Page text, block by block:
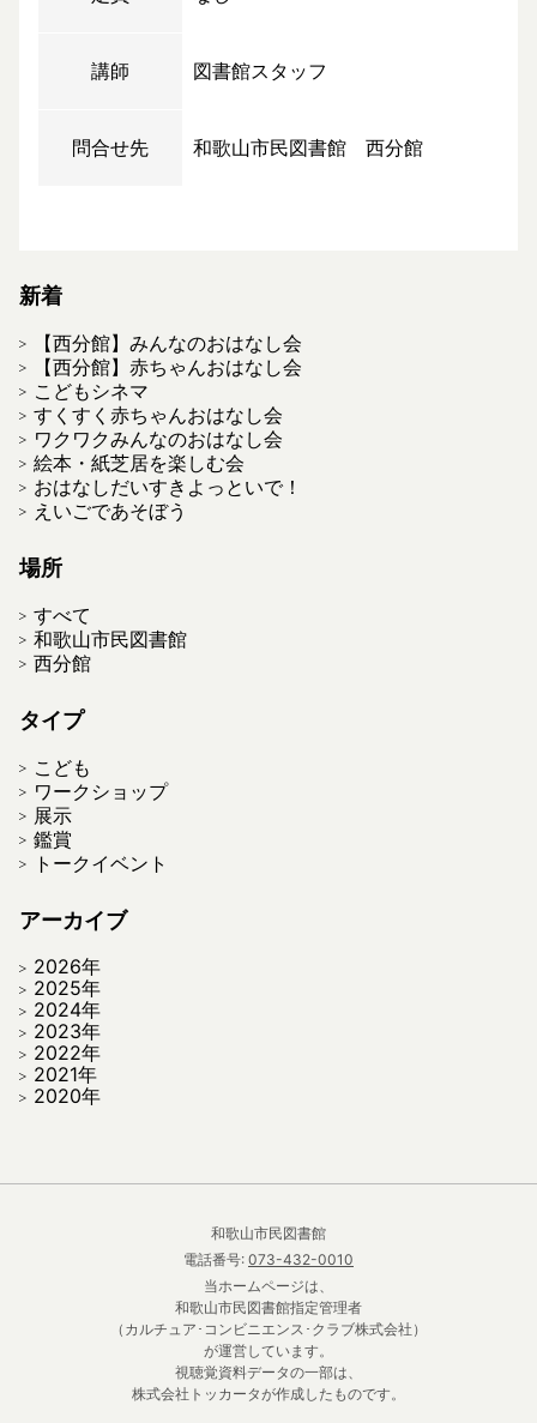
講師 図書館スタッフ
問合せ先 和歌山市民図書館 西分館
新着
【西分館】みんなのおはなし会
【西分館】赤ちゃんおはなし会
こどもシネマ
すくすく赤ちゃんおはなし会
ワクワクみんなのおはなし会
絵本・紙芝居を楽しむ会
おはなしだいすきよっといで！
えいごであそぼう
場所
すべて
和歌山市民図書館
西分館
タイプ
こども
ワークショップ
展示
鑑賞
トークイベント
アーカイブ
2026年
2025年
2024年
2023年
2022年
2021年
2020年
和歌山市民図書館
電話番号: 073-432-0010
当ホームページは、
和歌山市民図書館指定管理者
（カルチュア･コンビニエンス･クラブ株式会社）
が運営しています。
視聴覚資料データの一部は、
株式会社トッカータが作成したものです。